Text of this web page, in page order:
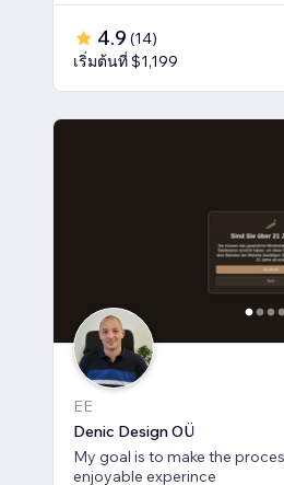
4.9 (14)
เริ่มต้นที่ $1,199
EE
Denic Design OÜ
My goal is to make the
enjoyable experince